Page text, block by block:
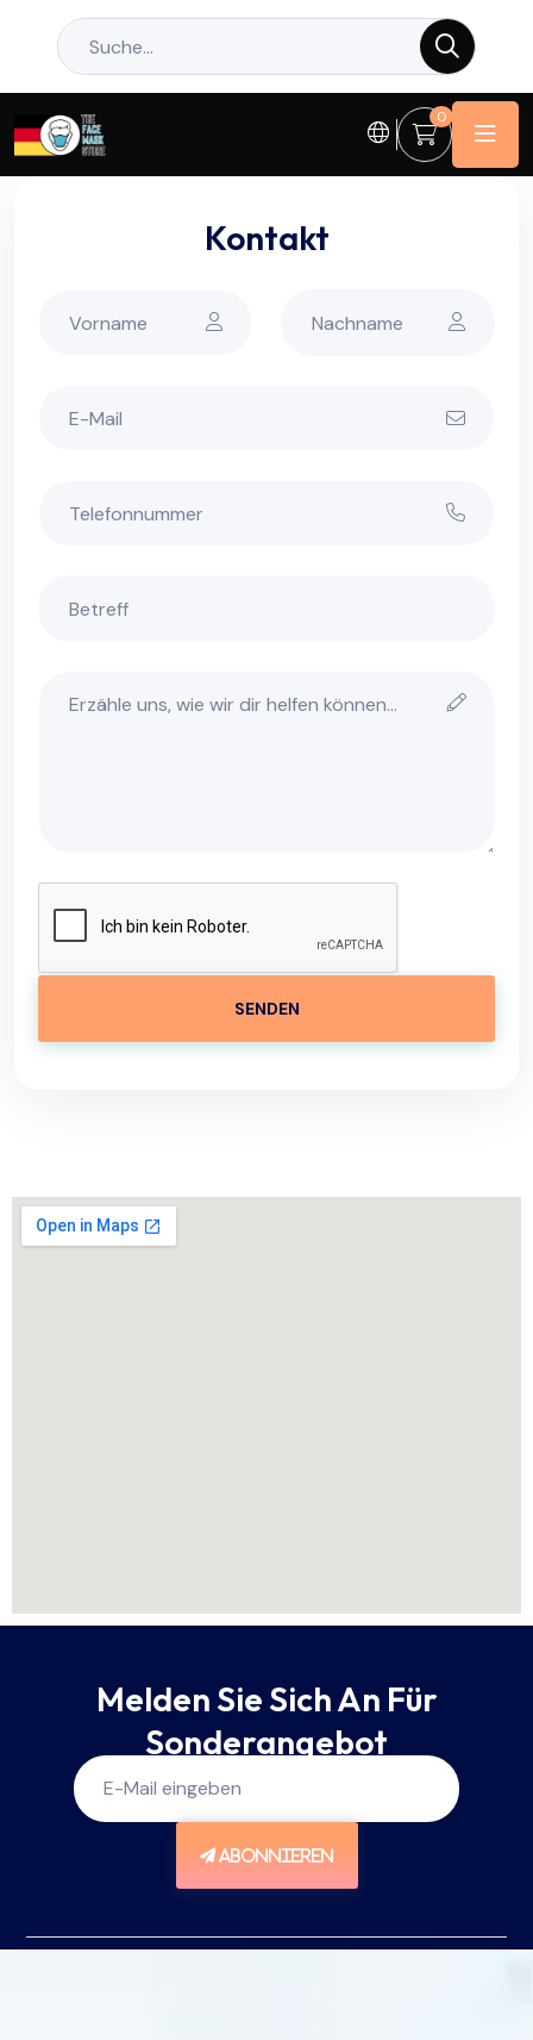
0
Kontakt
SENDEN
Melden Sie Sich An Für
Sonderangebot
ABONNIEREN